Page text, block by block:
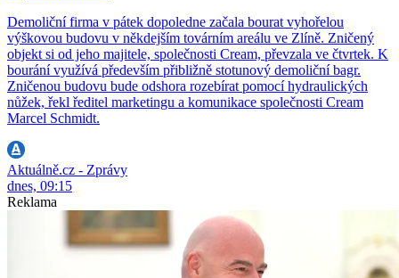
Demoliční firma v pátek dopoledne začala bourat vyhořelou
výškovou budovu v někdejším továrním areálu ve Zlíně. Zničený
objekt si od jeho majitele, společnosti Cream, převzala ve čtvrtek. K
bourání využívá především přibližně stotunový demoliční bagr.
Zničenou budovu bude odshora rozebírat pomocí hydraulických
nůžek, řekl ředitel marketingu a komunikace společnosti Cream
Marcel Schmidt.
Aktuálně.cz - Zprávy
dnes, 09:15
Reklama